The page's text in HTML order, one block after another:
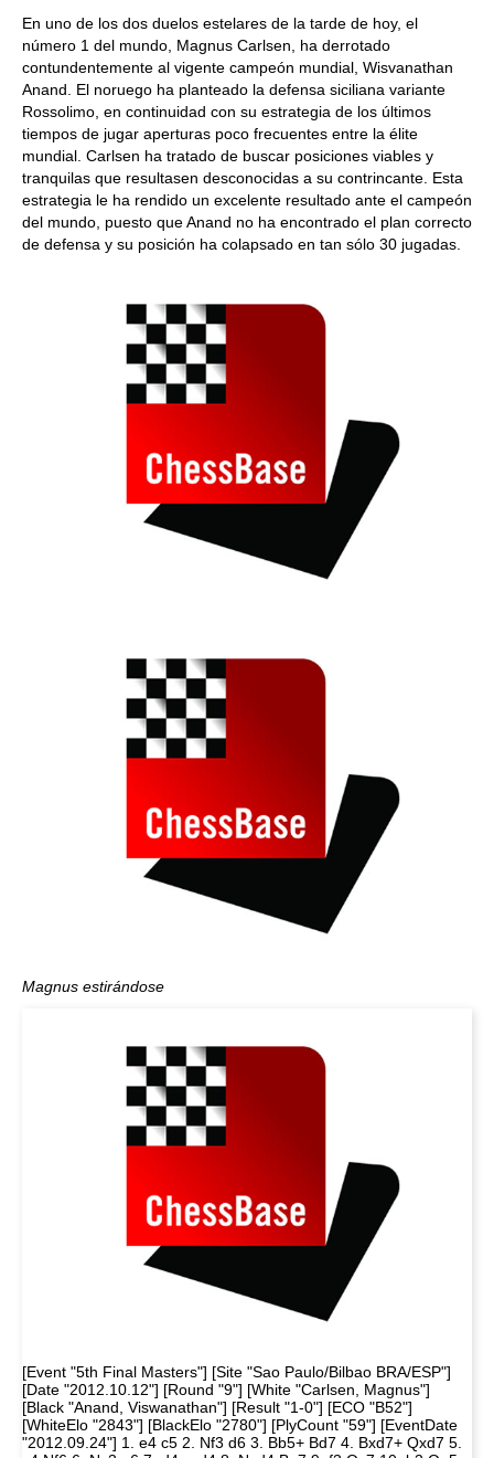
En uno de los dos duelos estelares de la tarde de hoy, el
número 1 del mundo, Magnus Carlsen, ha derrotado
contundentemente al vigente campeón mundial, Wisvanathan
Anand. El noruego ha planteado la defensa siciliana variante
Rossolimo, en continuidad con su estrategia de los últimos
tiempos de jugar aperturas poco frecuentes entre la élite
mundial. Carlsen ha tratado de buscar posiciones viables y
tranquilas que resultasen desconocidas a su contrincante. Esta
estrategia le ha rendido un excelente resultado ante el campeón
del mundo, puesto que Anand no ha encontrado el plan correcto
de defensa y su posición ha colapsado en tan sólo 30 jugadas.
Magnus estirándose
[Event "5th Final Masters"] [Site "Sao Paulo/Bilbao BRA/ESP"]
[Date "2012.10.12"] [Round "9"] [White "Carlsen, Magnus"]
[Black "Anand, Viswanathan"] [Result "1-0"] [ECO "B52"]
[WhiteElo "2843"] [BlackElo "2780"] [PlyCount "59"] [EventDate
"2012.09.24"] 1. e4 c5 2. Nf3 d6 3. Bb5+ Bd7 4. Bxd7+ Qxd7 5.